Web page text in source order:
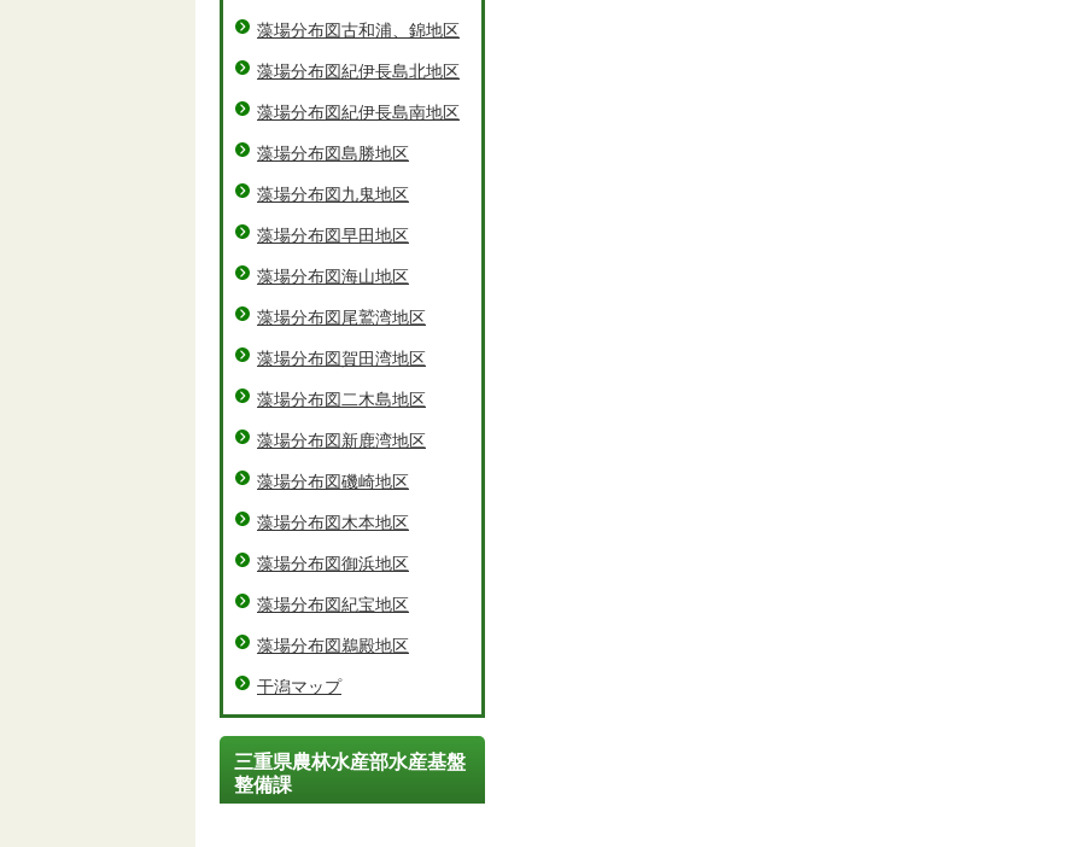
藻場分布図古和浦、錦地区
藻場分布図紀伊長島北地区
藻場分布図紀伊長島南地区
藻場分布図島勝地区
藻場分布図九鬼地区
藻場分布図早田地区
藻場分布図海山地区
藻場分布図尾鷲湾地区
藻場分布図賀田湾地区
藻場分布図二木島地区
藻場分布図新鹿湾地区
藻場分布図磯崎地区
藻場分布図木本地区
藻場分布図御浜地区
藻場分布図紀宝地区
藻場分布図鵜殿地区
干潟マップ
三重県農林水産部水産基盤
整備課